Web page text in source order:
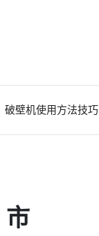
破壁机使用方法技巧
市